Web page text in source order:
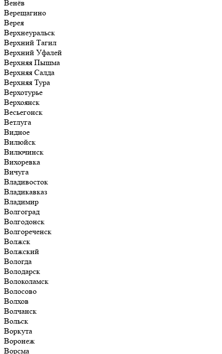
Венёв
Верещагино
Верея
Верхнеуральск
Верхний Тагил
Верхний Уфалей
Верхняя Пышма
Верхняя Салда
Верхняя Тура
Верхотурье
Верхоянск
Весьегонск
Ветлуга
Видное
Вилюйск
Вилючинск
Вихоревка
Вичуга
Владивосток
Владикавказ
Владимир
Волгоград
Волгодонск
Волгореченск
Волжск
Волжский
Вологда
Володарск
Волоколамск
Волосово
Волхов
Волчанск
Вольск
Воркута
Воронеж
Ворсма